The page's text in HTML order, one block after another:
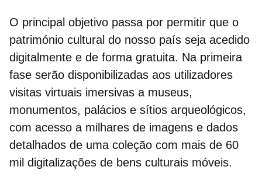
O principal objetivo passa por permitir que o
património cultural do nosso país seja acedido
digitalmente e de forma gratuita. Na primeira
fase serão disponibilizadas aos utilizadores
visitas virtuais imersivas a museus,
monumentos, palácios e sítios arqueológicos,
com acesso a milhares de imagens e dados
detalhados de uma coleção com mais de 60
mil digitalizações de bens culturais móveis.